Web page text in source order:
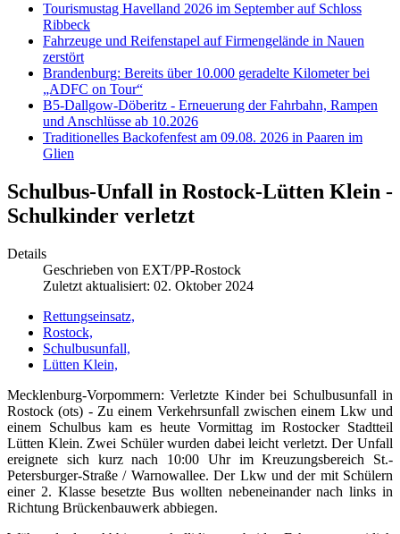
Tourismustag Havelland 2026 im September auf Schloss
Ribbeck
Fahrzeuge und Reifenstapel auf Firmengelände in Nauen
zerstört
Brandenburg: Bereits über 10.000 geradelte Kilometer bei
„ADFC on Tour“
B5-Dallgow-Döberitz - Erneuerung der Fahrbahn, Rampen
und Anschlüsse ab 10.2026
Traditionelles Backofenfest am 09.08. 2026 in Paaren im
Glien
Schulbus-Unfall in Rostock-Lütten Klein -
Schulkinder verletzt
Details
Geschrieben von EXT/PP-Rostock
Zuletzt aktualisiert: 02. Oktober 2024
Rettungseinsatz,
Rostock,
Schulbusunfall,
Lütten Klein,
Mecklenburg-Vorpommern: Verletzte Kinder bei Schulbusunfall in
Rostock (ots) - Zu einem Verkehrsunfall zwischen einem Lkw und
einem Schulbus kam es heute Vormittag im Rostocker Stadtteil
Lütten Klein. Zwei Schüler wurden dabei leicht verletzt. Der Unfall
ereignete sich kurz nach 10:00 Uhr im Kreuzungsbereich St.-
Petersburger-Straße / Warnowallee. Der Lkw und der mit Schülern
einer 2. Klasse besetzte Bus wollten nebeneinander nach links in
Richtung Brückenbauwerk abbiegen.